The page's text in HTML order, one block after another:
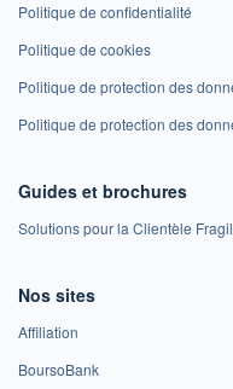
Politique de confidentialité
Politique de cookies
Politique de protection des
Politique de protection des
Guides et brochures
Solutions pour la Clientèle
Nos sites
Affiliation
BoursoBank